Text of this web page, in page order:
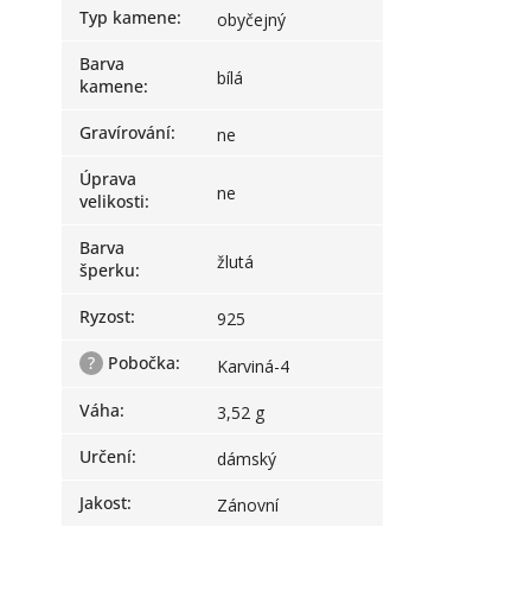
Typ kamene:
obyčejný
Barva
kamene: bílá
Gravírování:
ne
Úprava
velikosti: ne
Barva
šperku: žlutá
Ryzost:
925
?
Pobočka:
Karviná-4
Váha:
3,52 g
Určení:
dámský
Jakost: Zánovní